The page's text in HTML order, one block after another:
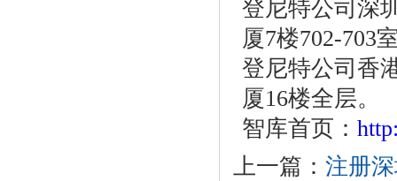
登尼特公司深
厦7楼702-703
登尼特公司香
厦16楼全层。
智库首页：
上一篇： 注册